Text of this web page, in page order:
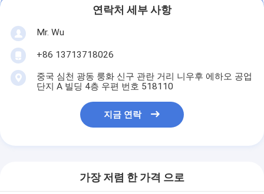
연락처 세부 사항
Mr. Wu
+86 13713718026
중국 심천 광동 룽화 신구 관란 거리 니우후 에하오 공업
단지 A 빌딩 4층 우편 번호 518110
지금 연락
가장 저렴 한 가격 으로